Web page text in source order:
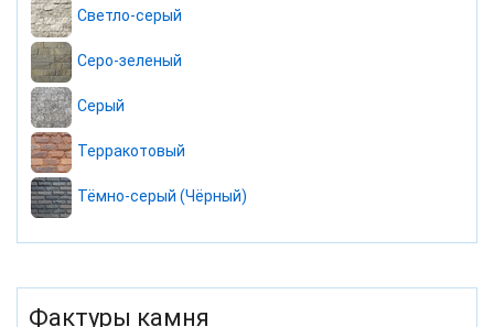
Светло-серый
Серо-зеленый
Серый
Терракотовый
Тёмно-серый (Чёрный)
Фактуры камня